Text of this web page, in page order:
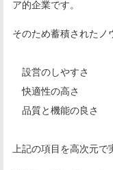
ア的企業です。
そのため蓄積されたノ
設営のしやすさ
快適性の高さ
品質と機能の良さ
上記の項目を高次元で